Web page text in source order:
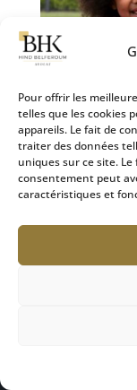
Pour offrir les
telles que les cookies
appareils. Le fait de
traiter des données
uniques sur ce site.
consentement peut
caractéristiques et
L’intérêt
fondamental
28 Sep 2024|
des mineurs,
principe
et les